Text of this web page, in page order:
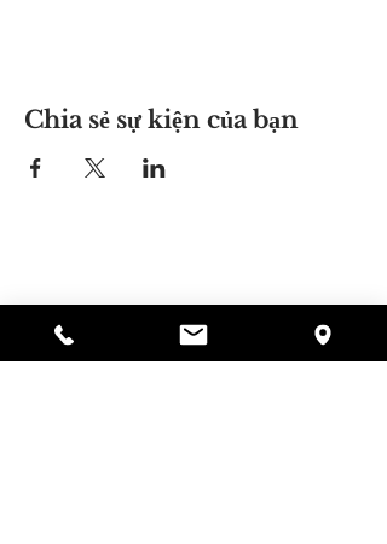
Chia sẻ sự kiện của bạn
297 Central St. Gardner, MA 01440
978-364-0920